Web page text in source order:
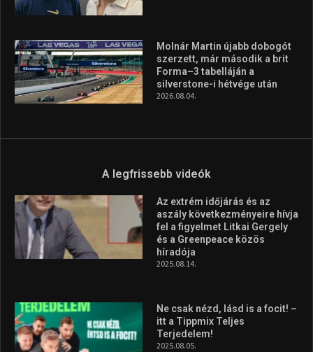
Molnár Martin újabb dobogót
szerzett, már második a brit
Forma–3 tabelláján a
silverstone-i hétvége után
2026.08.04.
A legfrissebb videók
Az extrém időjárás és az
aszály következményeire hívja
fel a figyelmet Litkai Gergely
és a Greenpeace közös
híradója
2025.08.14.
Ne csak nézd, lásd is a focit! –
itt a Tippmix Teljes
Terjedelem!
2025.08.05.